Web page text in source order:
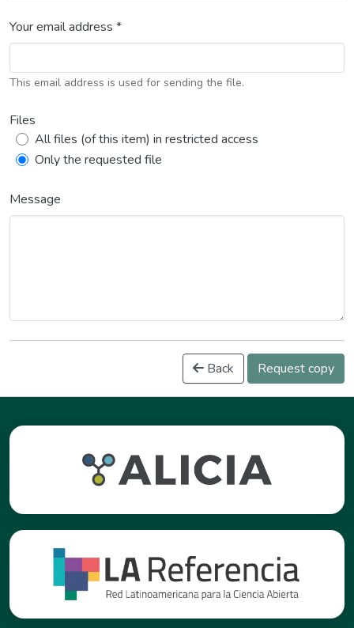
Your email address *
This email address is used for sending the file.
Files
All files (of this item) in restricted access
Only the requested file
Message
Back Request copy